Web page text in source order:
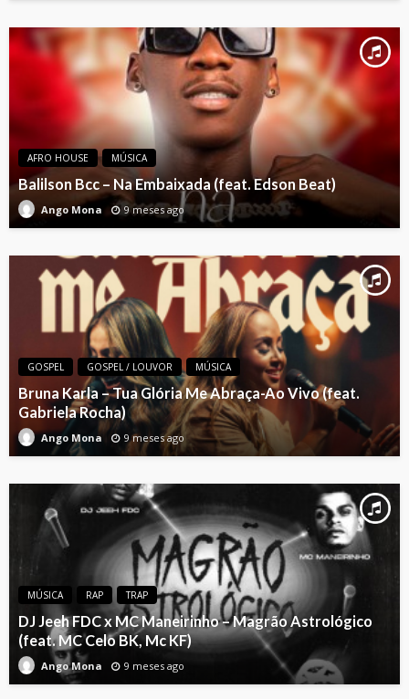
AFRO HOUSE MÚSICA
Balilson Bcc – Na Embaixada (feat. Edson Beat)
Ango Mona 9 meses ago
GOSPEL GOSPEL / LOUVOR MÚSICA
Bruna Karla – Tua Glória Me Abraça-Ao Vivo (feat.
Gabriela Rocha)
Ango Mona 9 meses ago
MÚSICA RAP TRAP
DJ Jeeh FDC x MC Maneirinho – Magrão Astrológico
(feat. MC Celo BK, Mc KF)
Ango Mona 9 meses ago